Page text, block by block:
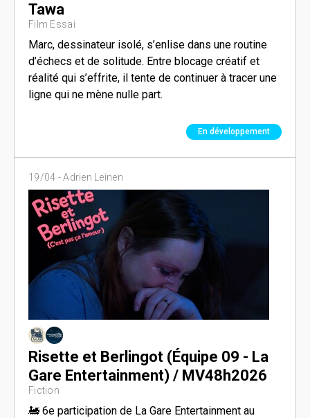
Tawa
Film Essai
Marc, dessinateur isolé, s’enlise dans une routine
d’échecs et de solitude. Entre blocage créatif et
réalité qui s’effrite, il tente de continuer à tracer une
ligne qui ne mène nulle part.
En développement
19/04 -Adrien Leinen
Risette et Berlingot (Équipe 09 - La
Gare Entertainment) / MV48h2026
Fiction
🚂 6e participation de La Gare Entertainment au